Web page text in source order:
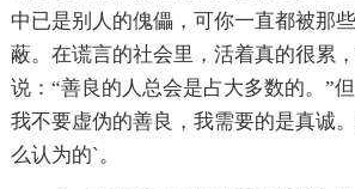
中已是别人的傀儡，可你一直都被那
蔽。在谎言的社会里，活着真的很累
说：“善良的人总会是占大多数的。”
我不要虚伪的善良，我需要的是真诚
么认为的`。